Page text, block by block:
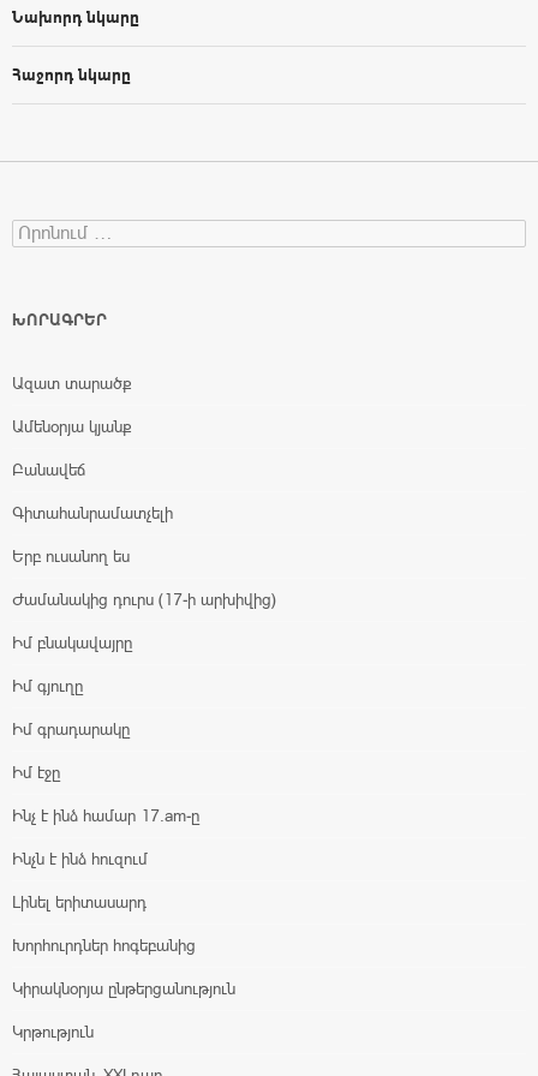
Նախորդ նկարը
Հաջորդ նկարը
Search for:
ԽՈՐԱԳՐԵՐ
Ազատ տարածք
Ամենօրյա կյանք
Բանավեճ
Գիտահանրամատչելի
Երբ ուսանող ես
Ժամանակից դուրս (17-ի արխիվից)
Իմ բնակավայրը
Իմ գյուղը
Իմ գրադարակը
Իմ էջը
Ինչ է ինձ համար 17.am-ը
Ինչն է ինձ հուզում
Լինել երիտասարդ
Խորհուրդներ հոգեբանից
Կիրակնօրյա ընթերցանություն
Կրթություն